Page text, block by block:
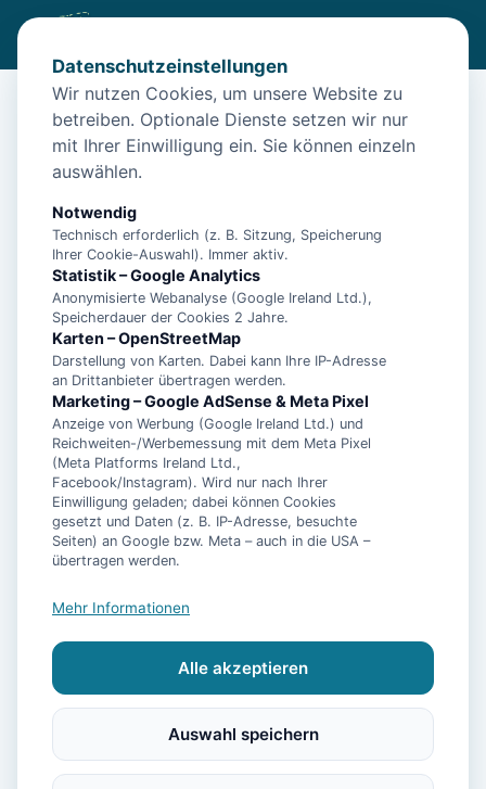
/Unterkünfte /Dornum/
"Erholsamer Familienurlaub im Gulfhof Dreybült: Natur, Komfort
und Spaß!"
"Erholsamer Familienurlaub im
Gulfhof Dreybült: Natur, Komfort
und Spaß!"
26553 Dornum
Ausstattung
Heizung Waschmaschine
Trockner Küche Kühlschrank Mikrowelle
Datenschutzeinstellungen
Wir nutzen Cookies, um unsere Website zu
betreiben. Optionale Dienste setzen wir nur
mit Ihrer Einwilligung ein. Sie können einzeln
auswählen.
Notwendig
Technisch erforderlich (z. B. Sitzung, Speicherung
Ihrer Cookie-Auswahl). Immer aktiv.
Statistik – Google Analytics
Anonymisierte Webanalyse (Google Ireland Ltd.),
Speicherdauer der Cookies 2 Jahre.
Karten – OpenStreetMap
Darstellung von Karten. Dabei kann Ihre IP-Adresse
an Drittanbieter übertragen werden.
Marketing – Google AdSense & Meta Pixel
Anzeige von Werbung (Google Ireland Ltd.) und
Reichweiten-/Werbemessung mit dem Meta Pixel
(Meta Platforms Ireland Ltd.,
Facebook/Instagram). Wird nur nach Ihrer
Einwilligung geladen; dabei können Cookies
gesetzt und Daten (z. B. IP-Adresse, besuchte
Seiten) an Google bzw. Meta – auch in die USA –
übertragen werden.
Mehr Informationen
Alle akzeptieren
Auswahl speichern